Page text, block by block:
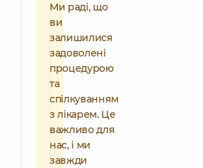
Ми раді, що
ви
залишилися
задоволені
процедурою
та
спілкуванням
з лікарем. Це
важливо для
нас, і ми
завжди